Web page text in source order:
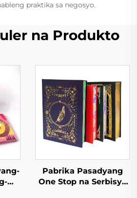
praktika sa negosyo.
na Produkto
Pabrika Pasadyang
One Stop na Serbisyo